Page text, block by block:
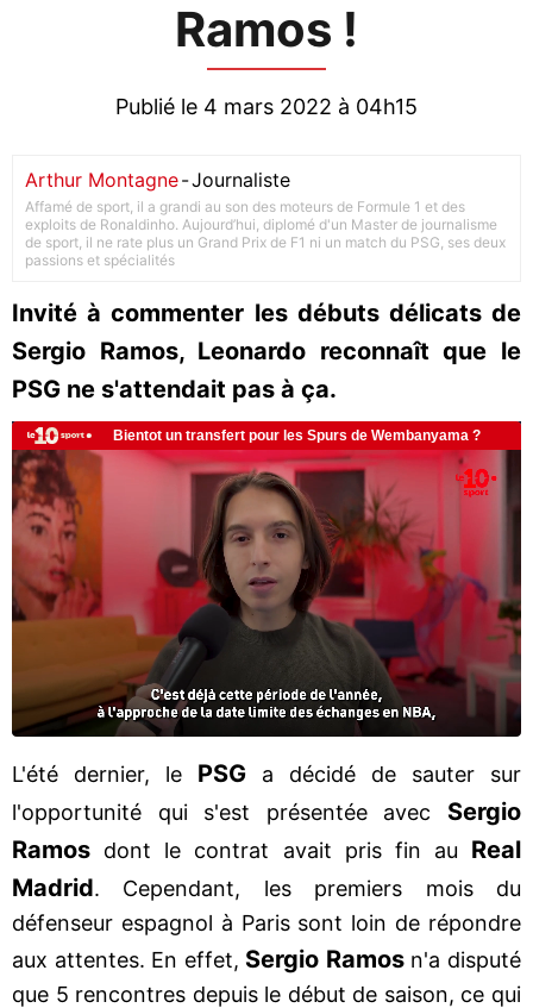
Ramos !
Publié le 4 mars 2022 à 04h15
Arthur Montagne-Journaliste
Affamé de sport, il a grandi au son des moteurs de Formule 1 et des
exploits de Ronaldinho. Aujourd’hui, diplomé d'un Master de journalisme
de sport, il ne rate plus un Grand Prix de F1 ni un match du PSG, ses deux
passions et spécialités
Invité à commenter les débuts délicats de
Sergio Ramos, Leonardo reconnaît que le
PSG ne s'attendait pas à ça.
L'été dernier, le PSG a décidé de sauter sur
l'opportunité qui s'est présentée avec Sergio
Ramos dont le contrat avait pris fin au Real
Madrid. Cependant, les premiers mois du
défenseur espagnol à Paris sont loin de répondre
aux attentes. En effet, Sergio Ramosn'a disputé
que 5 rencontres depuis le début de saison, ce qui